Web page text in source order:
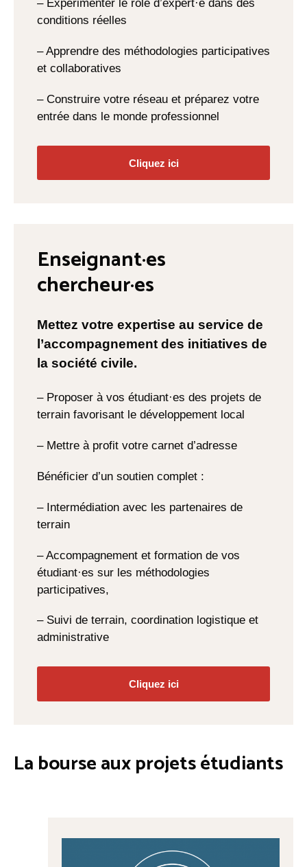
– Expérimenter le rôle d’expert·e dans des
conditions réelles
– Apprendre des méthodologies participatives
et collaboratives
– Construire votre réseau et préparez votre
entrée dans le monde professionnel
Cliquez ici
Enseignant·es
chercheur·es
Mettez votre expertise au service de
l’accompagnement des initiatives de
la société civile.
– Proposer à vos étudiant·es des projets de
terrain favorisant le développement local
– Mettre à profit votre carnet d’adresse
Bénéficier d’un soutien complet :
– Intermédiation avec les partenaires de
terrain
– Accompagnement et formation de vos
étudiant·es sur les méthodologies
participatives,
– Suivi de terrain, coordination logistique et
administrative
Cliquez ici
La bourse aux projets étudiants